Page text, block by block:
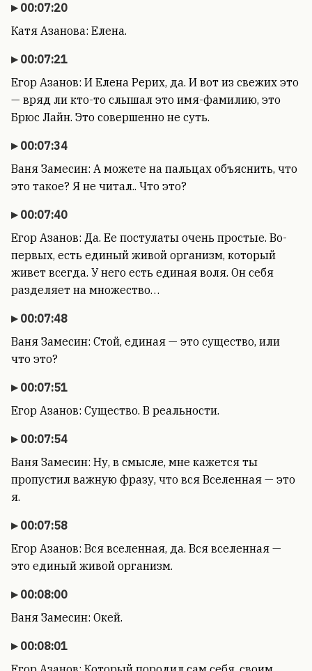
00:07:20
Катя Азанова: Елена.
00:07:21
Егор Азанов: И Елена Рерих, да. И вот из свежих это
— вряд ли кто-то слышал это имя-фамилию, это
Брюс Лайн. Это совершенно не суть.
00:07:34
Ваня Замесин: А можете на пальцах объяснить, что
это такое? Я не читал.. Что это?
00:07:40
Егор Азанов: Да. Ее постулаты очень простые. Во-
первых, есть единый живой организм, который
живет всегда. У него есть единая воля. Он себя
разделяет на множество…
00:07:48
Ваня Замесин: Стой, единая — это существо, или
что это?
00:07:51
Егор Азанов: Существо. В реальности.
00:07:54
Ваня Замесин: Ну, в смысле, мне кажется ты
пропустил важную фразу, что вся Вселенная — это
я.
00:07:58
Егор Азанов: Вся вселенная, да. Вся вселенная —
это единый живой организм.
00:08:00
Ваня Замесин: Окей.
00:08:01